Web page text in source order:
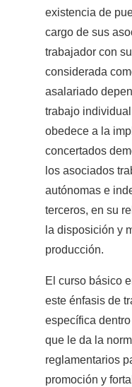
existencia de
cargo de sus
trabajador con
considerada
asalariado
trabajo
obedece a la
concertados
los asociados
autónomas e
terceros, en su
la disposición y
producción.
El curso básico
este énfasis de
específica
que le da la
reglamentarios
promoción y